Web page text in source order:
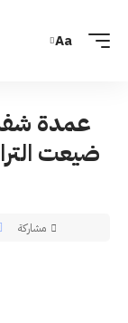
Aa
عمدة
ضيعت
مشاركة